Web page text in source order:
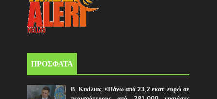
ΠΡΟΣΦΑΤΑ
Β. Κικίλιας: «Πάνω από 23,2 εκατ. ευρώ σε